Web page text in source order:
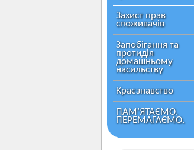
Захист прав
споживачів
Запобігання та
протидія
домашньому
насильству
Краєзнавство
ПАМ’ЯТАЄМО.
ПЕРЕМАГАЄМО.